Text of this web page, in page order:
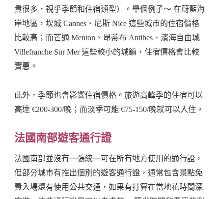
貴很多，視乎季節和住宿類型）。舉個例子～ 在蔚藍海
岸地區，坎城 Cannes、尼斯 Nice 這些城市的住宿價格
比較高；而芒通 Menton、昂蒂布 Antibes、濱海自由城
Villefranche Sur Mer 這些較小的城鎮，住宿價格會比較
實惠。
此外，季節也會影響住宿價格。旅遊高峰季的住宿可以
高達 €200-300/晚；而淡季可能 €75-150/晚就可以入住。
法國南部遊客通行證
法國南部並沒有一張統一可在所有地方使用的通行證，
但部分城市有推出個別的遊客通行證，通常包含景點免
費入場還有使用公共交通，如果有打算在當地花時間深